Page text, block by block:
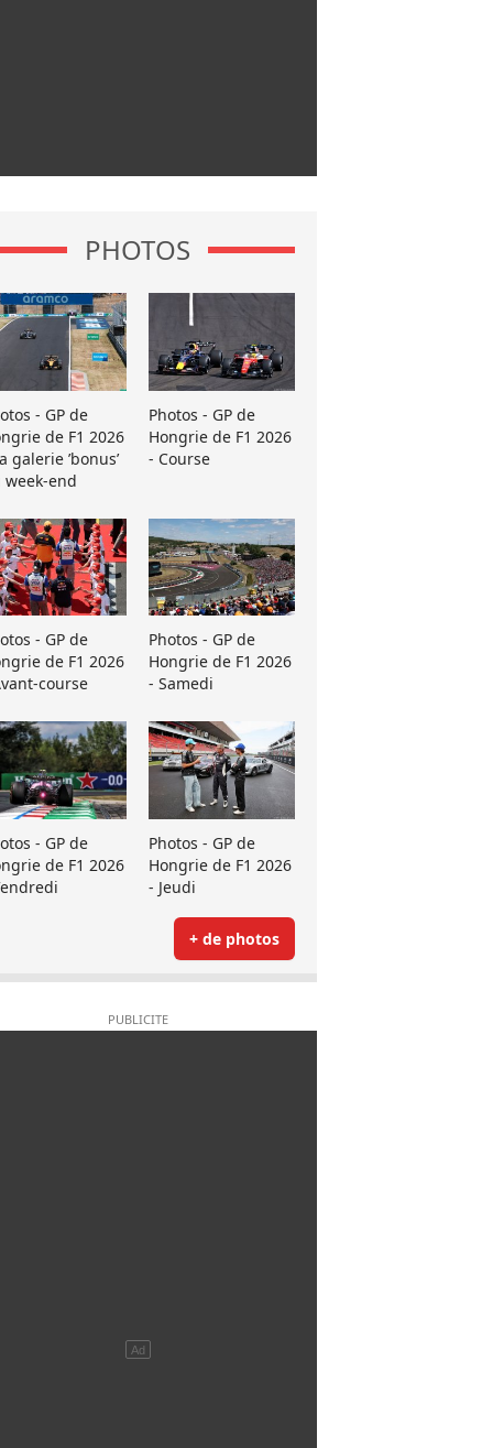
PHOTOS
- GP de
de F1 2026
galerie ’bonus’
week-end
Photos - GP de
Hongrie de F1 2026
- Course
- GP de
de F1 2026
course
Photos - GP de
Hongrie de F1 2026
- Samedi
- GP de
de F1 2026
Photos - GP de
Hongrie de F1 2026
- Jeudi
+ de photos